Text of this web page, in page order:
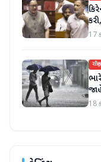
કરી
17
રાષ્ટ્રીય
18